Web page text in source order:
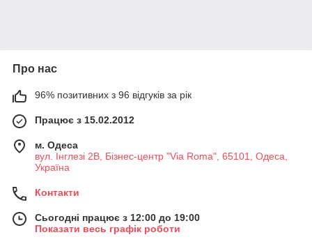
Про нас
96% позитивних з 96 відгуків за рік
Працює з 15.02.2012
м. Одеса
вул. Інглезі 2В, Бізнес-центр "Via Roma", 65101, Одеса,
Україна
Контакти
Сьогодні працює з 12:00 до 19:00
Показати весь графік роботи